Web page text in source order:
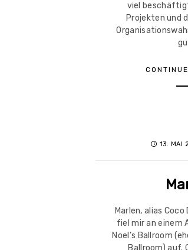
viel
Projekten und
13. MAI
Marlen, alias
fiel mir an einem
Noel’s Ballroom
Ballroom) auf.